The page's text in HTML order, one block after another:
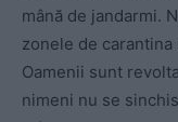
mână de jandarmi.
zonele de
Oamenii sunt
nimeni nu se